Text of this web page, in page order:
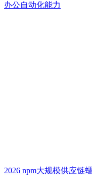
办公自动化能力
2026 npm大规模供应链